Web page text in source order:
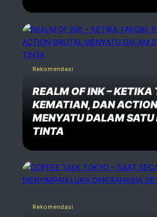
Rekomendasi
REALM OF INK – KETIKA
KEMATIAN, DAN
MENYATU DALAM SATU
TINTA
Rekomendasi